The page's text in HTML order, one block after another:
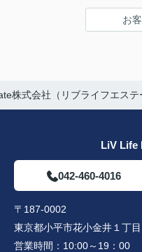
お
株式会社（リブライフエステ
LiV Life
042-460-4016
〒187-0002
東京都小平市花小金井１丁
営業時間： 10:00～19：00